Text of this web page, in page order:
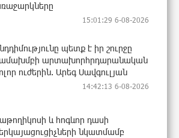
15:01:29 6-08-2026
պետք է իր շուրջը
արտախորհրդարանական
ուժերին. Արեգ Սավգուլյան
14:42:13 6-08-2026
և հոգևոր դասի
նկատմամբ